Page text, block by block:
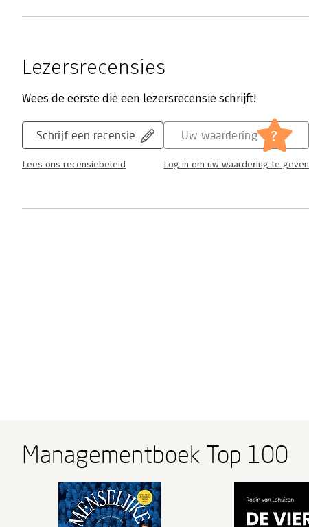
Lezersrecensies
Wees de eerste die een lezersrecensie schrijft!
Schrijf een recensie
Lees ons recensiebeleid
Uw waardering ?
Log in om uw waardering te geven
Managementboek Top 100